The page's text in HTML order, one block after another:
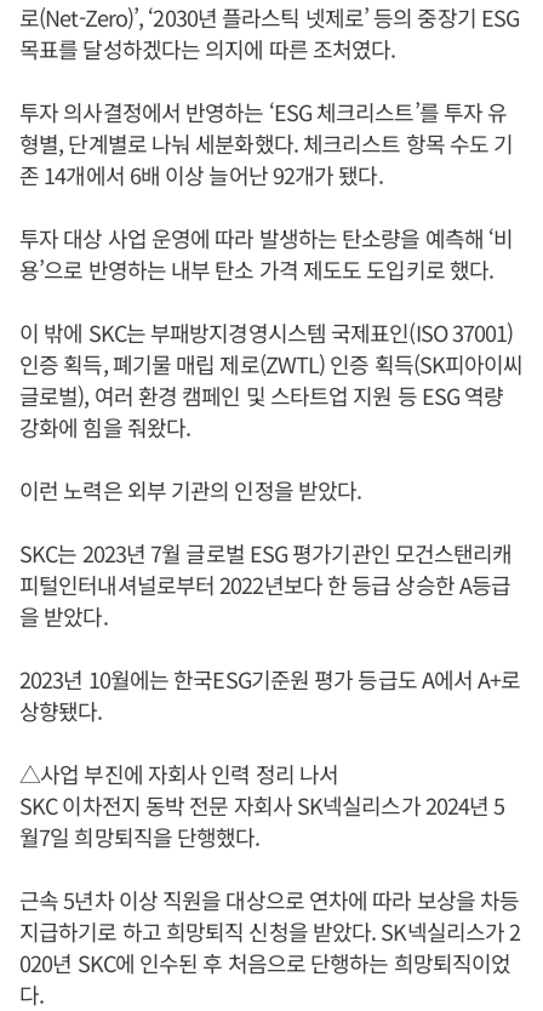
로(Net-Zero)’, ‘2030년 플라스틱 넷제로’ 등의 중장기 ESG
목표를 달성하겠다는 의지에 따른 조처였다.
투자 의사결정에서 반영하는 ‘ESG 체크리스트’를 투자 유
형별, 단계별로 나눠 세분화했다. 체크리스트 항목 수도 기
존 14개에서 6배 이상 늘어난 92개가 됐다.
투자 대상 사업 운영에 따라 발생하는 탄소량을 예측해 ‘비
용’으로 반영하는 내부 탄소 가격 제도도 도입키로 했다.
이 밖에 SKC는 부패방지경영시스템 국제표인(ISO 37001)
인증 획득, 폐기물 매립 제로(ZWTL) 인증 획득(SK피아이씨
글로벌), 여러 환경 캠페인 및 스타트업 지원 등 ESG 역량
강화에 힘을 줘왔다.
이런 노력은 외부 기관의 인정을 받았다.
SKC는 2023년 7월 글로벌 ESG 평가기관인 모건스탠리캐
피털인터내셔널로부터 2022년보다 한 등급 상승한 A등급
을 받았다.
2023년 10월에는 한국ESG기준원 평가 등급도 A에서 A+로
상향됐다.
△사업 부진에 자회사 인력 정리 나서
SKC 이차전지 동박 전문 자회사 SK넥실리스가 2024년 5
월7일 희망퇴직을 단행했다.
근속 5년차 이상 직원을 대상으로 연차에 따라 보상을 차등
지급하기로 하고 희망퇴직 신청을 받았다. SK넥실리스가 2
020년 SKC에 인수된 후 처음으로 단행하는 희망퇴직이었
다.